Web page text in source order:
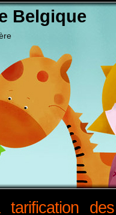
Belgique
tarification